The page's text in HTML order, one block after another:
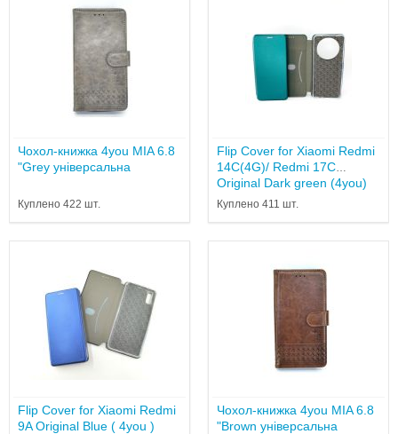
Чохол-книжка 4you MIA 6.8
"Grey універсальна
Куплено 422 шт.
Flip Cover for Xiaomi Redmi
14C(4G)/ Redmi 17C
Original Dark green (4you)
Куплено 411 шт.
Flip Cover for Xiaomi Redmi
9A Original Blue ( 4you )
Чохол-книжка 4you MIA 6.8
"Brown універсальна